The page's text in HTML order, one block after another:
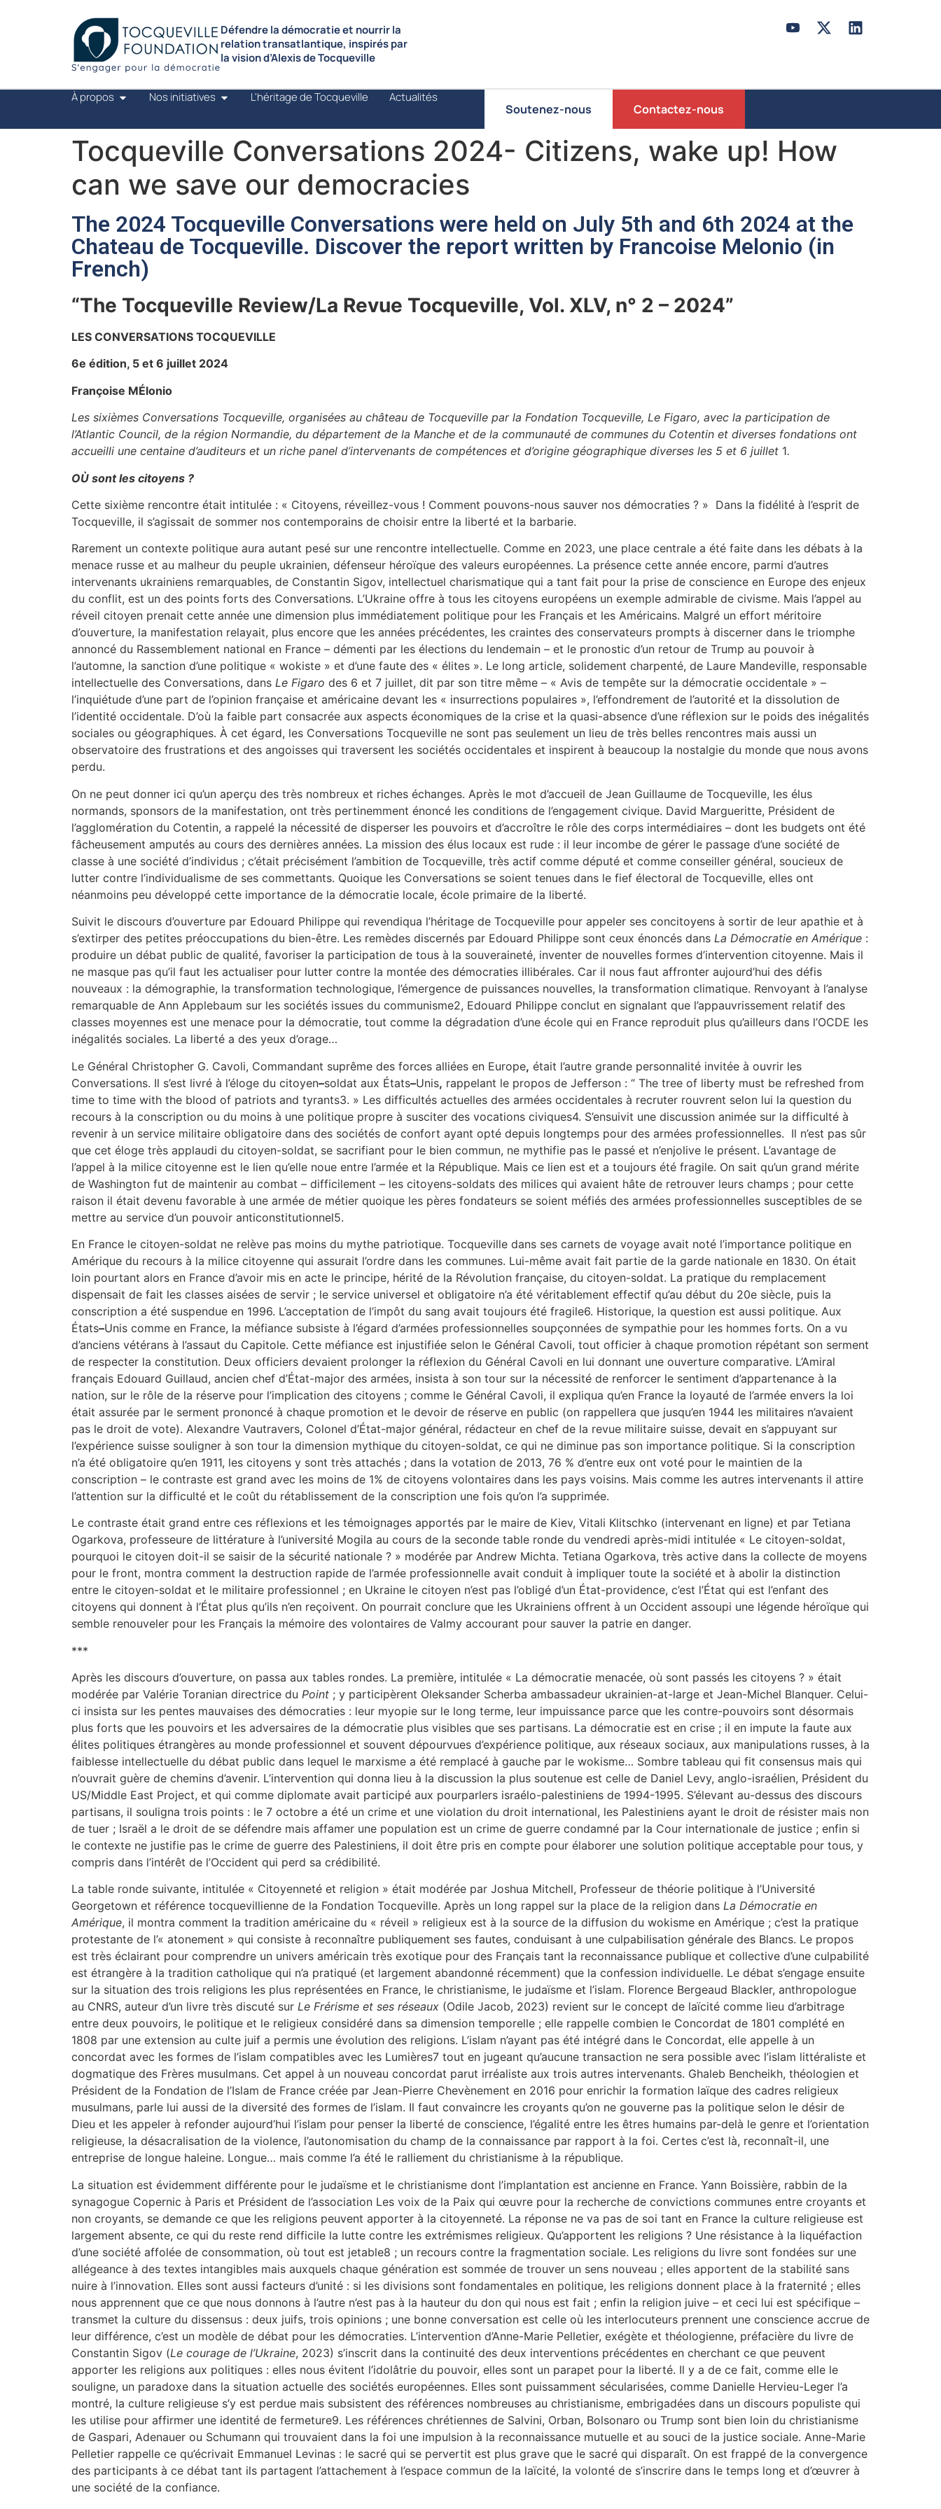
Défendre la démocratie et nourrir la
relation transatlantique, inspirés par
la vision d’Alexis de Tocqueville
À propos Nos initiatives L'héritage de Tocqueville Actualités
Soutenez-nous Contactez-nous
Tocqueville Conversations 2024- Citizens, wake up! How
can we save our democracies
The 2024 Tocqueville Conversations were held on July 5th and 6th 2024 at the
Chateau de Tocqueville. Discover the report written by Francoise Melonio (in
French)
“The Tocqueville Review/La Revue Tocqueville, Vol. XLV, n° 2 – 2024”
LES CONVERSATIONS TOCQUEVILLE
6e édition, 5 et 6 juillet 2024
Françoise MÉlonio
Les sixièmes Conversations Tocqueville, organisées au château de Tocqueville par la Fondation Tocqueville, Le Figaro, avec la participation de
l’Atlantic Council, de la région Normandie, du département de la Manche et de la communauté de communes du Cotentin et diverses fondations ont
accueilli une centaine d’auditeurs et un riche panel d’intervenants de compétences et d’origine géographique diverses les 5 et 6 juillet 1.
OÙ sont les citoyens ?
Cette sixième rencontre était intitulée : « Citoyens, réveillez-vous ! Comment pouvons-nous sauver nos démocraties ? » Dans la fidélité à l’esprit de
Tocqueville, il s’agissait de sommer nos contemporains de choisir entre la liberté et la barbarie.
Rarement un contexte politique aura autant pesé sur une rencontre intellectuelle. Comme en 2023, une place centrale a été faite dans les débats à la
menace russe et au malheur du peuple ukrainien, défenseur héroïque des valeurs européennes. La présence cette année encore, parmi d’autres
intervenants ukrainiens remarquables, de Constantin Sigov, intellectuel charismatique qui a tant fait pour la prise de conscience en Europe des enjeux
du conflit, est un des points forts des Conversations. L’Ukraine offre à tous les citoyens européens un exemple admirable de civisme. Mais l’appel au
réveil citoyen prenait cette année une dimension plus immédiatement politique pour les Français et les Américains. Malgré un effort méritoire
d’ouverture, la manifestation relayait, plus encore que les années précédentes, les craintes des conservateurs prompts à discerner dans le triomphe
annoncé du Rassemblement national en France – démenti par les élections du lendemain – et le pronostic d’un retour de Trump au pouvoir à
l’automne, la sanction d’une politique « wokiste » et d’une faute des « élites ». Le long article, solidement charpenté, de Laure Mandeville, responsable
intellectuelle des Conversations, dans Le Figaro des 6 et 7 juillet, dit par son titre même – « Avis de tempête sur la démocratie occidentale » –
l’inquiétude d’une part de l’opinion française et américaine devant les « insurrections populaires », l’effondrement de l’autorité et la dissolution de
l’identité occidentale. D’où la faible part consacrée aux aspects économiques de la crise et la quasi-absence d’une réflexion sur le poids des inégalités
sociales ou géographiques. À cet égard, les Conversations Tocqueville ne sont pas seulement un lieu de très belles rencontres mais aussi un
observatoire des frustrations et des angoisses qui traversent les sociétés occidentales et inspirent à beaucoup la nostalgie du monde que nous avons
perdu.
On ne peut donner ici qu’un aperçu des très nombreux et riches échanges. Après le mot d’accueil de Jean Guillaume de Tocqueville, les élus
normands, sponsors de la manifestation, ont très pertinemment énoncé les conditions de l’engagement civique. David Margueritte, Président de
l’agglomération du Cotentin, a rappelé la nécessité de disperser les pouvoirs et d’accroître le rôle des corps intermédiaires – dont les budgets ont été
fâcheusement amputés au cours des dernières années. La mission des élus locaux est rude : il leur incombe de gérer le passage d’une société de
classe à une société d’individus ; c’était précisément l’ambition de Tocqueville, très actif comme député et comme conseiller général, soucieux de
lutter contre l’individualisme de ses commettants. Quoique les Conversations se soient tenues dans le fief électoral de Tocqueville, elles ont
néanmoins peu développé cette importance de la démocratie locale, école primaire de la liberté.
Suivit le discours d’ouverture par Edouard Philippe qui revendiqua l’héritage de Tocqueville pour appeler ses concitoyens à sortir de leur apathie et à
s’extirper des petites préoccupations du bien-être. Les remèdes discernés par Edouard Philippe sont ceux énoncés dans La Démocratie en Amérique :
produire un débat public de qualité, favoriser la participation de tous à la souveraineté, inventer de nouvelles formes d’intervention citoyenne. Mais il
ne masque pas qu’il faut les actualiser pour lutter contre la montée des démocraties illibérales. Car il nous faut affronter aujourd’hui des défis
nouveaux : la démographie, la transformation technologique, l’émergence de puissances nouvelles, la transformation climatique. Renvoyant à l’analyse
remarquable de Ann Applebaum sur les sociétés issues du communisme2, Edouard Philippe conclut en signalant que l’appauvrissement relatif des
classes moyennes est une menace pour la démocratie, tout comme la dégradation d’une école qui en France reproduit plus qu’ailleurs dans l’OCDE les
inégalités sociales. La liberté a des yeux d’orage…
Le Général Christopher G. Cavoli, Commandant suprême des forces alliées en Europe, était l’autre grande personnalité invitée à ouvrir les
Conversations. Il s’est livré à l’éloge du citoyen–soldat aux États–Unis, rappelant le propos de Jefferson : “ The tree of liberty must be refreshed from
time to time with the blood of patriots and tyrants3. » Les difficultés actuelles des armées occidentales à recruter rouvrent selon lui la question du
recours à la conscription ou du moins à une politique propre à susciter des vocations civiques4. S’ensuivit une discussion animée sur la difficulté à
revenir à un service militaire obligatoire dans des sociétés de confort ayant opté depuis longtemps pour des armées professionnelles. Il n’est pas sûr
que cet éloge très applaudi du citoyen-soldat, se sacrifiant pour le bien commun, ne mythifie pas le passé et n’enjolive le présent. L’avantage de
l’appel à la milice citoyenne est le lien qu’elle noue entre l’armée et la République. Mais ce lien est et a toujours été fragile. On sait qu’un grand mérite
de Washington fut de maintenir au combat – difficilement – les citoyens-soldats des milices qui avaient hâte de retrouver leurs champs ; pour cette
raison il était devenu favorable à une armée de métier quoique les pères fondateurs se soient méfiés des armées professionnelles susceptibles de se
mettre au service d’un pouvoir anticonstitutionnel5.
En France le citoyen-soldat ne relève pas moins du mythe patriotique. Tocqueville dans ses carnets de voyage avait noté l’importance politique en
Amérique du recours à la milice citoyenne qui assurait l’ordre dans les communes. Lui-même avait fait partie de la garde nationale en 1830. On était
loin pourtant alors en France d’avoir mis en acte le principe, hérité de la Révolution française, du citoyen-soldat. La pratique du remplacement
dispensait de fait les classes aisées de servir ; le service universel et obligatoire n’a été véritablement effectif qu’au début du 20e siècle, puis la
conscription a été suspendue en 1996. L’acceptation de l’impôt du sang avait toujours été fragile6. Historique, la question est aussi politique. Aux
États–Unis comme en France, la méfiance subsiste à l’égard d’armées professionnelles soupçonnées de sympathie pour les hommes forts. On a vu
d’anciens vétérans à l’assaut du Capitole. Cette méfiance est injustifiée selon le Général Cavoli, tout officier à chaque promotion répétant son serment
de respecter la constitution. Deux officiers devaient prolonger la réflexion du Général Cavoli en lui donnant une ouverture comparative. L’Amiral
français Edouard Guillaud, ancien chef d’État-major des armées, insista à son tour sur la nécessité de renforcer le sentiment d’appartenance à la
nation, sur le rôle de la réserve pour l’implication des citoyens ; comme le Général Cavoli, il expliqua qu’en France la loyauté de l’armée envers la loi
était assurée par le serment prononcé à chaque promotion et le devoir de réserve en public (on rappellera que jusqu’en 1944 les militaires n’avaient
pas le droit de vote). Alexandre Vautravers, Colonel d’État-major général, rédacteur en chef de la revue militaire suisse, devait en s’appuyant sur
l’expérience suisse souligner à son tour la dimension mythique du citoyen-soldat, ce qui ne diminue pas son importance politique. Si la conscription
n’a été obligatoire qu’en 1911, les citoyens y sont très attachés ; dans la votation de 2013, 76 % d’entre eux ont voté pour le maintien de la
conscription – le contraste est grand avec les moins de 1% de citoyens volontaires dans les pays voisins. Mais comme les autres intervenants il attire
l’attention sur la difficulté et le coût du rétablissement de la conscription une fois qu’on l’a supprimée.
Le contraste était grand entre ces réflexions et les témoignages apportés par le maire de Kiev, Vitali Klitschko (intervenant en ligne) et par Tetiana
Ogarkova, professeure de littérature à l’université Mogila au cours de la seconde table ronde du vendredi après-midi intitulée « Le citoyen-soldat,
pourquoi le citoyen doit-il se saisir de la sécurité nationale ? » modérée par Andrew Michta. Tetiana Ogarkova, très active dans la collecte de moyens
pour le front, montra comment la destruction rapide de l’armée professionnelle avait conduit à impliquer toute la société et à abolir la distinction
entre le citoyen-soldat et le militaire professionnel ; en Ukraine le citoyen n’est pas l’obligé d’un État-providence, c’est l’État qui est l’enfant des
citoyens qui donnent à l’État plus qu’ils n’en reçoivent. On pourrait conclure que les Ukrainiens offrent à un Occident assoupi une légende héroïque qui
semble renouveler pour les Français la mémoire des volontaires de Valmy accourant pour sauver la patrie en danger.
***
Après les discours d’ouverture, on passa aux tables rondes. La première, intitulée « La démocratie menacée, où sont passés les citoyens ? » était
modérée par Valérie Toranian directrice du Point ; y participèrent Oleksander Scherba ambassadeur ukrainien-at-large et Jean-Michel Blanquer. Celui-
ci insista sur les pentes mauvaises des démocraties : leur myopie sur le long terme, leur impuissance parce que les contre-pouvoirs sont désormais
plus forts que les pouvoirs et les adversaires de la démocratie plus visibles que ses partisans. La démocratie est en crise ; il en impute la faute aux
élites politiques étrangères au monde professionnel et souvent dépourvues d’expérience politique, aux réseaux sociaux, aux manipulations russes, à la
faiblesse intellectuelle du débat public dans lequel le marxisme a été remplacé à gauche par le wokisme… Sombre tableau qui fit consensus mais qui
n’ouvrait guère de chemins d’avenir. L’intervention qui donna lieu à la discussion la plus soutenue est celle de Daniel Levy, anglo-israélien, Président du
US/Middle East Project, et qui comme diplomate avait participé aux pourparlers israélo-palestiniens de 1994-1995. S’élevant au-dessus des discours
partisans, il souligna trois points : le 7 octobre a été un crime et une violation du droit international, les Palestiniens ayant le droit de résister mais non
de tuer ; Israël a le droit de se défendre mais affamer une population est un crime de guerre condamné par la Cour internationale de justice ; enfin si
le contexte ne justifie pas le crime de guerre des Palestiniens, il doit être pris en compte pour élaborer une solution politique acceptable pour tous, y
compris dans l’intérêt de l’Occident qui perd sa crédibilité.
La table ronde suivante, intitulée « Citoyenneté et religion » était modérée par Joshua Mitchell, Professeur de théorie politique à l’Université
Georgetown et référence tocquevillienne de la Fondation Tocqueville. Après un long rappel sur la place de la religion dans La Démocratie en
Amérique, il montra comment la tradition américaine du « réveil » religieux est à la source de la diffusion du wokisme en Amérique ; c’est la pratique
protestante de l’« atonement » qui consiste à reconnaître publiquement ses fautes, conduisant à une culpabilisation générale des Blancs. Le propos
est très éclairant pour comprendre un univers américain très exotique pour des Français tant la reconnaissance publique et collective d’une culpabilité
est étrangère à la tradition catholique qui n’a pratiqué (et largement abandonné récemment) que la confession individuelle. Le débat s’engage ensuite
sur la situation des trois religions les plus représentées en France, le christianisme, le judaïsme et l’islam. Florence Bergeaud Blackler, anthropologue
au CNRS, auteur d’un livre très discuté sur Le Frérisme et ses réseaux (Odile Jacob, 2023) revient sur le concept de laïcité comme lieu d’arbitrage
entre deux pouvoirs, le politique et le religieux considéré dans sa dimension temporelle ; elle rappelle combien le Concordat de 1801 complété en
1808 par une extension au culte juif a permis une évolution des religions. L’islam n’ayant pas été intégré dans le Concordat, elle appelle à un
concordat avec les formes de l’islam compatibles avec les Lumières7 tout en jugeant qu’aucune transaction ne sera possible avec l’islam littéraliste et
dogmatique des Frères musulmans. Cet appel à un nouveau concordat parut irréaliste aux trois autres intervenants. Ghaleb Bencheikh, théologien et
Président de la Fondation de l’Islam de France créée par Jean-Pierre Chevènement en 2016 pour enrichir la formation laïque des cadres religieux
musulmans, parle lui aussi de la diversité des formes de l’islam. Il faut convaincre les croyants qu’on ne gouverne pas la politique selon le désir de
Dieu et les appeler à refonder aujourd’hui l’islam pour penser la liberté de conscience, l’égalité entre les êtres humains par-delà le genre et l’orientation
religieuse, la désacralisation de la violence, l’autonomisation du champ de la connaissance par rapport à la foi. Certes c’est là, reconnaît-il, une
entreprise de longue haleine. Longue… mais comme l’a été le ralliement du christianisme à la république.
La situation est évidemment différente pour le judaïsme et le christianisme dont l’implantation est ancienne en France. Yann Boissière, rabbin de la
synagogue Copernic à Paris et Président de l’association Les voix de la Paix qui œuvre pour la recherche de convictions communes entre croyants et
non croyants, se demande ce que les religions peuvent apporter à la citoyenneté. La réponse ne va pas de soi tant en France la culture religieuse est
largement absente, ce qui du reste rend difficile la lutte contre les extrémismes religieux. Qu’apportent les religions ? Une résistance à la liquéfaction
d’une société affolée de consommation, où tout est jetable8 ; un recours contre la fragmentation sociale. Les religions du livre sont fondées sur une
allégeance à des textes intangibles mais auxquels chaque génération est sommée de trouver un sens nouveau ; elles apportent de la stabilité sans
nuire à l’innovation. Elles sont aussi facteurs d’unité : si les divisions sont fondamentales en politique, les religions donnent place à la fraternité ; elles
nous apprennent que ce que nous donnons à l’autre n’est pas à la hauteur du don qui nous est fait ; enfin la religion juive – et ceci lui est spécifique –
transmet la culture du dissensus : deux juifs, trois opinions ; une bonne conversation est celle où les interlocuteurs prennent une conscience accrue de
leur différence, c’est un modèle de débat pour les démocraties. L’intervention d’Anne-Marie Pelletier, exégète et théologienne, préfacière du livre de
Constantin Sigov (Le courage de l’Ukraine, 2023) s’inscrit dans la continuité des deux interventions précédentes en cherchant ce que peuvent
apporter les religions aux politiques : elles nous évitent l’idolâtrie du pouvoir, elles sont un parapet pour la liberté. Il y a de ce fait, comme elle le
souligne, un paradoxe dans la situation actuelle des sociétés européennes. Elles sont puissamment sécularisées, comme Danielle Hervieu-Leger l’a
montré, la culture religieuse s’y est perdue mais subsistent des références nombreuses au christianisme, embrigadées dans un discours populiste qui
les utilise pour affirmer une identité de fermeture9. Les références chrétiennes de Salvini, Orban, Bolsonaro ou Trump sont bien loin du christianisme
de Gaspari, Adenauer ou Schumann qui trouvaient dans la foi une impulsion à la reconnaissance mutuelle et au souci de la justice sociale. Anne-Marie
Pelletier rappelle ce qu’écrivait Emmanuel Levinas : le sacré qui se pervertit est plus grave que le sacré qui disparaît. On est frappé de la convergence
des participants à ce débat tant ils partagent l’attachement à l’espace commun de la laïcité, la volonté de s’inscrire dans le temps long et d’œuvrer à
une société de la confiance.